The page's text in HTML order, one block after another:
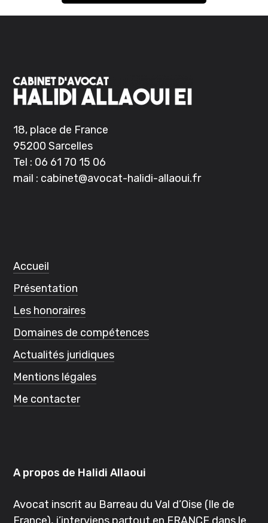
18, place de France
95200 Sarcelles
Tel : 06 61 70 15 06
mail : cabinet@avocat-halidi-allaoui.fr
Accueil
Présentation
Les honoraires
Domaines de compétences
Actualités juridiques
Mentions légales
Me contacter
A propos de Halidi Allaoui
Avocat inscrit au Barreau du Val d’Oise (Ile de